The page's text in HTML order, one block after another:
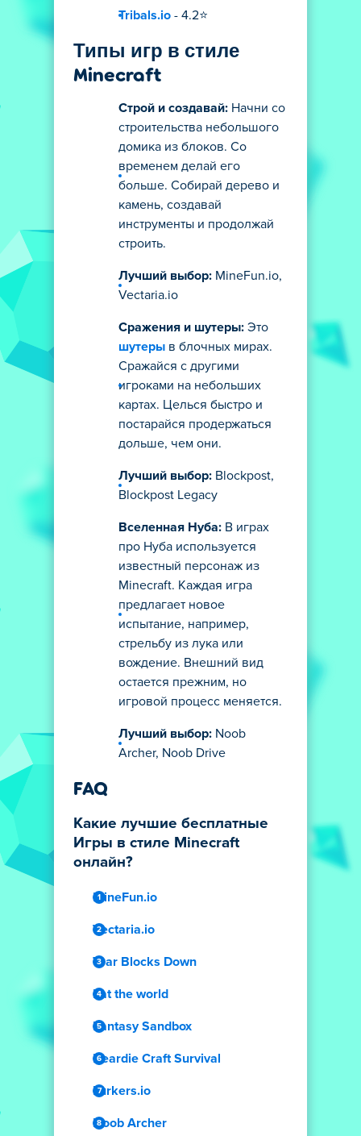
Tribals.io - 4.2⭐
Типы игр в стиле
Minecraft
Строй и создавай: Начни со
строительства небольшого
домика из блоков. Со
временем делай его
больше. Собирай дерево и
камень, создавай
инструменты и продолжай
строить.
Лучший выбор: MineFun.io,
Vectaria.io
Сражения и шутеры: Это
шутеры в блочных мирах.
Сражайся с другими
игроками на небольших
картах. Целься быстро и
постарайся продержаться
дольше, чем они.
Лучший выбор: Blockpost,
Blockpost Legacy
Вселенная Нуба: В играх
про Нуба используется
известный персонаж из
Minecraft. Каждая игра
предлагает новое
испытание, например,
стрельбу из лука или
вождение. Внешний вид
остается прежним, но
игровой процесс меняется.
Лучший выбор: Noob
Archer, Noob Drive
FAQ
Какие лучшие бесплатные
Игры в стиле Minecraft
онлайн?
MineFun.io
Vectaria.io
Tear Blocks Down
Eat the world
Fantasy Sandbox
Beardie Craft Survival
Lurkers.io
Noob Archer